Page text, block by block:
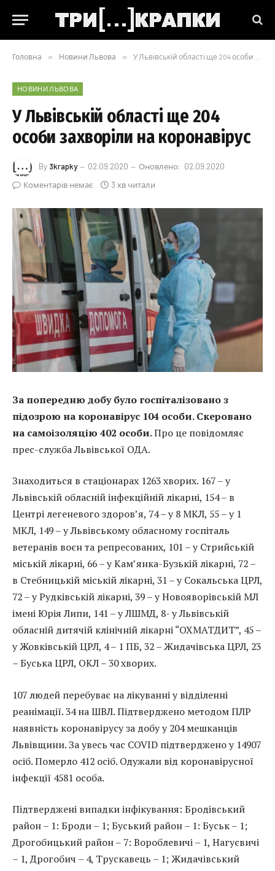
Головна » Новини Львова » У Львівській області ще 204 особи захворіли на коронавірус
НОВИНИ ЛЬВОВА
У Львівській області ще 204
особи захворіли на коронавірус
By 3krapky 02.09.2020 Оновлено: 02.09.2020
Коментарів немає
3 хв читали
За попередню добу було госпіталізовано з
підозрою на коронавірус 104 особи. Скеровано
на самоізоляцію 402 особи.Про це повідомляє
прес-служба Львівської ОДА.
Знаходиться в стаціонарах 1263 хворих. 167 – у
Львівській обласній інфекційній лікарні, 154 – в
Центрі легеневого здоров’я, 74 – у 8 МКЛ, 55 – у 1
МКЛ, 149 – у Львівському обласному госпіталь
ветеранів воєн та репресованих, 101 – у Стрийській
міській лікарні, 66 – у Кам’янка-Бузькій лікарні, 72 –
в Стебницькій міській лікарні, 31 – у Сокальська ЦРЛ,
72 – у Рудківській лікарні, 39 – у Новояворівській МЛ
імені Юрія Липи, 141 – у ЛШМД, 8- у Львівській
обласній дитячій клінічній лікарні “ОХМАТДИТ”, 45 –
у Жовківській ЦРЛ, 4 – 1 ПБ, 32 – Жидачівська ЦРЛ, 23
– Буська ЦРЛ, ОКЛ – 30 хворих.
107 людей перебуває на лікуванні у відділенні
реанімації. 34 на ШВЛ. Підтверджено методом ПЛР
наявність коронавірусу за добу у 204 мешканців
Львівщини. За увесь час COVID підтверджено у 14907
осіб. Померло 412 осіб. Одужали від коронавірусної
інфекції 4581 особа.
Підтверджені випадки інфікування: Бродівський
район – 1: Броди – 1; Буський район – 1: Буськ – 1;
Дрогобицький район – 7: Вороблевичі – 1, Нагуєвичі
– 1, Дрогобич – 4, Трускавець – 1; Жидачівський